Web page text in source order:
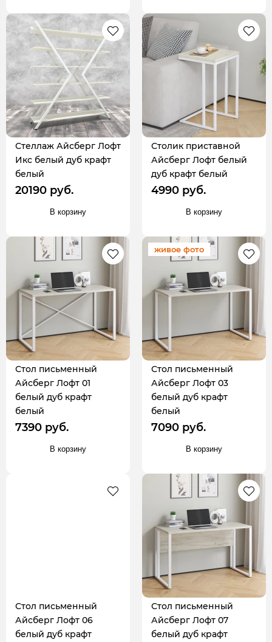
Стеллаж Айсберг Лофт
Икс белый дуб крафт
белый
20190 руб.
В корзину
Столик приставной
Айсберг Лофт белый
дуб крафт белый
4990 руб.
В корзину
Стол письменный
Айсберг Лофт 01
белый дуб крафт
белый
7390 руб.
В корзину
живое фото
Стол письменный
Айсберг Лофт 03
белый дуб крафт
белый
7090 руб.
В корзину
Стол письменный
Айсберг Лофт 06
белый дуб крафт
Стол письменный
Айсберг Лофт 07
белый дуб крафт